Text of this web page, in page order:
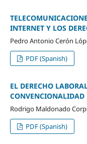
INTERNET Y LOS
Pedro Antonio Cerón
PDF (Spanish)
EL DERECHO
CONVENCIONALIDAD
Rodrigo Maldonado
PDF (Spanish)